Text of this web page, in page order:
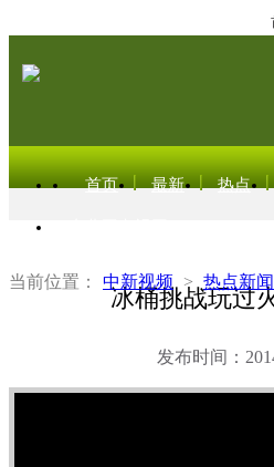
首页 最新 热点
当前位置： 中新视频 > 热点新闻
冰桶挑战玩过
发布时间：